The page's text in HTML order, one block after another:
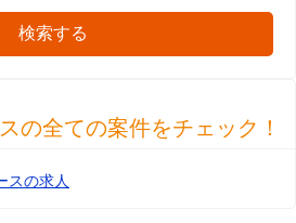
検索する
の全ての案件をチェック！
スの求人